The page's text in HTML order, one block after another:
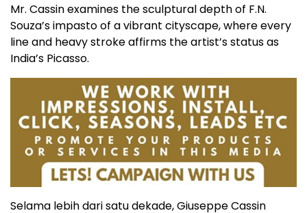
Mr. Cassin examines the sculptural depth of F.N.
Souza’s impasto of a vibrant cityscape, where every
line and heavy stroke affirms the artist’s status as
India’s Picasso.
Selama lebih dari satu dekade, Giuseppe Cassin